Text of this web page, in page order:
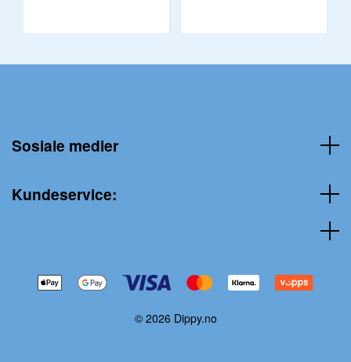
Sosiale medier
Kundeservice:
© 2026 Dippy.no